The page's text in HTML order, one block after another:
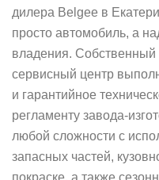
дилера Belgee в
просто автомобиль, а
владения.
сервисный центр
и гарантийное
регламенту
любой сложности с
запасных частей,